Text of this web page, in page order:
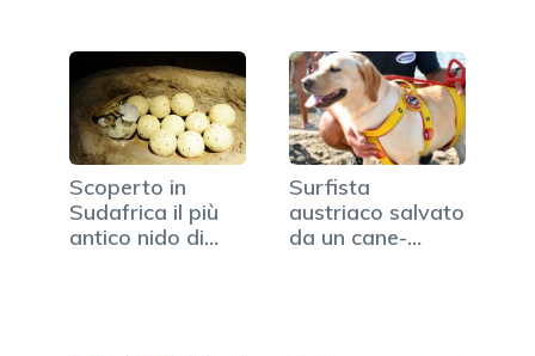
Scoperto in
Sudafrica il più
antico nido di…
Surfista
austriaco salvato
da un cane-